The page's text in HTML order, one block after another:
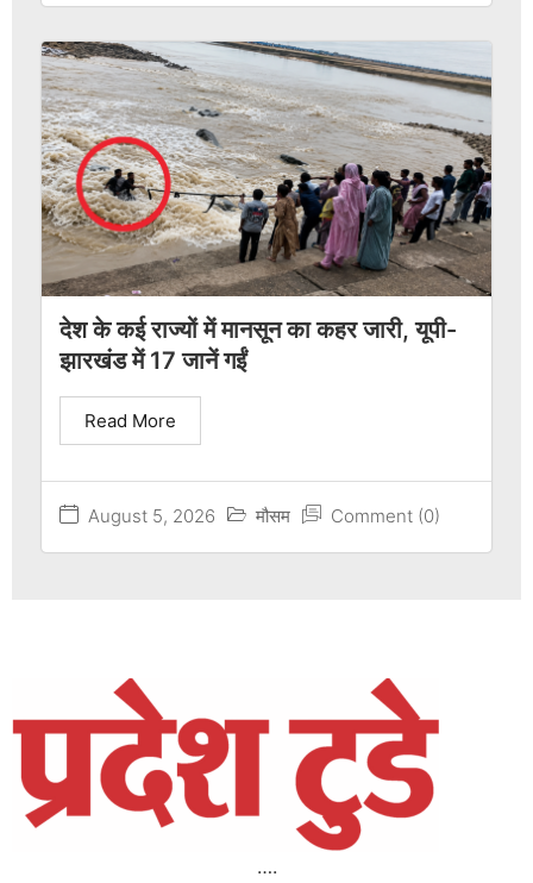
देश के कई राज्यों में मानसून का कहर जारी, यूपी-
झारखंड में 17 जानें गईं
August 5, 2026 मौसम Comment (0)
Read More
….